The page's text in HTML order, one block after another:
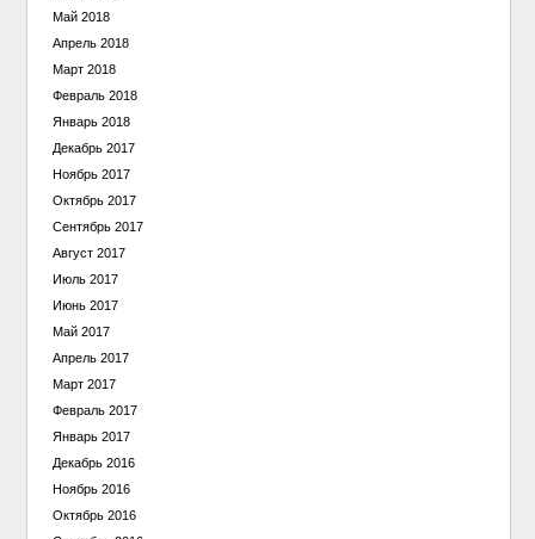
Май 2018
Апрель 2018
Март 2018
Февраль 2018
Январь 2018
Декабрь 2017
Ноябрь 2017
Октябрь 2017
Сентябрь 2017
Август 2017
Июль 2017
Июнь 2017
Май 2017
Апрель 2017
Март 2017
Февраль 2017
Январь 2017
Декабрь 2016
Ноябрь 2016
Октябрь 2016